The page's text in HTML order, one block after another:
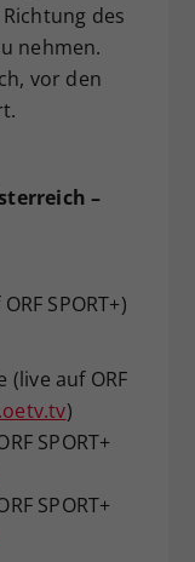
des
nehmen.
vor den
–
SPORT+)
auf ORF
)
SPORT+
SPORT+